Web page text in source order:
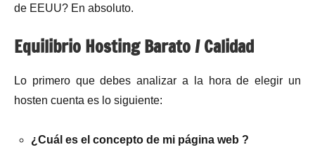
de EEUU? En absoluto.
Equilibrio Hosting Barato / Calidad
Lo primero que debes analizar a la hora de elegir un
hosten cuenta es lo siguiente:
¿Cuál es el concepto de mi página web ?